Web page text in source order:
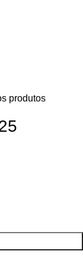
produtos